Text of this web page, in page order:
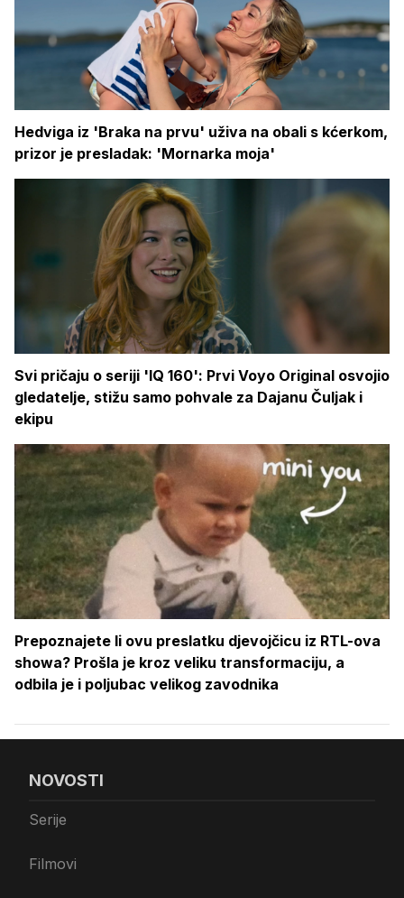
Hedviga iz 'Braka na prvu' uživa na obali s kćerkom,
prizor je presladak: 'Mornarka moja'
Svi pričaju o seriji 'IQ 160': Prvi Voyo Original osvojio
gledatelje, stižu samo pohvale za Dajanu Čuljak i
ekipu
Prepoznajete li ovu preslatku djevojčicu iz RTL-ova
showa? Prošla je kroz veliku transformaciju, a
odbila je i poljubac velikog zavodnika
NOVOSTI
Serije
Filmovi